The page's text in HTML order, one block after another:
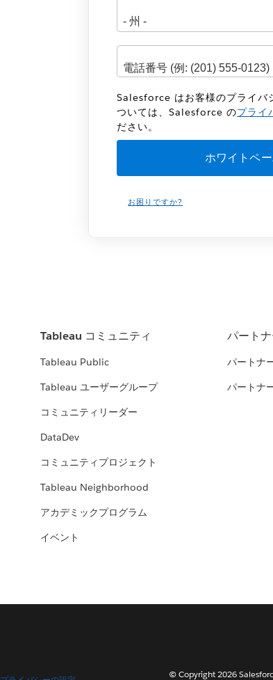
Salesforce はお客様のプライバ
ついては、Salesforce のプライ
ださい。
お困りですか?
Tableau コミュニティ
Tableau Public
Tableau ユーザーグループ
コミュニティリーダー
DataDev
コミュニティプロジェクト
Tableau Neighborhood
アカデミックプログラム
イベント
パート
パートナ
パートナ
© Copyright 2026